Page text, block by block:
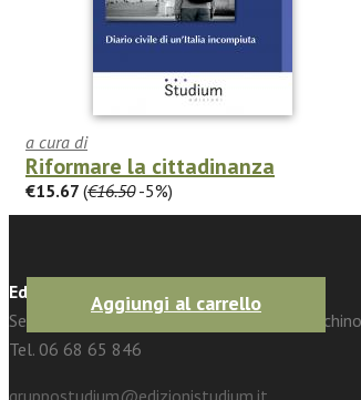
a cura di
Riformare la cittadinanza
€15.67 (€16.50-5%)
Aggiungi al carrello
facebook Twitter
Edizioni Studium Srl
Sede legale e operativa: Via Giuseppe
Tel. 06 68 65 846
gruppostudium@edizionistudium.it